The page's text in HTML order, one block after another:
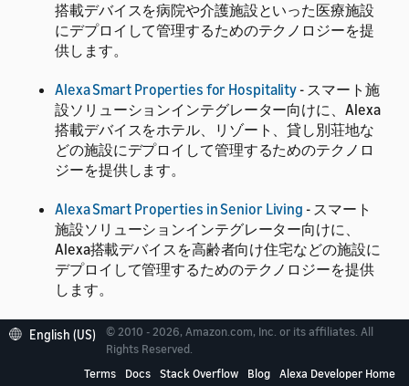
搭載デバイスを病院や介護施設といった医療施設
にデプロイして管理するためのテクノロジーを提
供します。
Alexa Smart Properties for Hospitality - スマート施
設ソリューションインテグレーター向けに、Alexa
搭載デバイスをホテル、リゾート、貸し別荘地な
どの施設にデプロイして管理するためのテクノロ
ジーを提供します。
Alexa Smart Properties in Senior Living - スマート
施設ソリューションインテグレーター向けに、
Alexa搭載デバイスを高齢者向け住宅などの施設に
デプロイして管理するためのテクノロジーを提供
します。
Alexa Smart Properties Core- スマート施設ソリュ
ーションインテグレーター向けに、Alexa搭載デバ
イスを施設にデプロイして管理するためのテクノ
English (US)
© 2010 - 2026, Amazon.com, Inc. or its affiliates. All
Rights Reserved.
Terms
Docs Stack Overflow Blog Alexa Developer Home